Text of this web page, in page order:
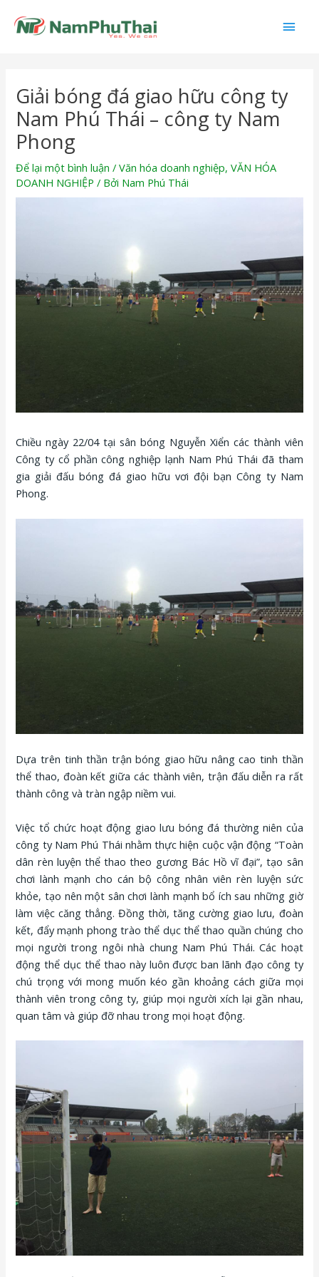
Giải bóng đá giao hữu công ty
Nam Phú Thái – công ty Nam
Phong
Để lại một bình luận /Văn hóa doanh nghiệp,VĂN HÓA
DOANH NGHIỆP / Bởi Nam Phú Thái
Chiều ngày 22/04 tại sân bóng Nguyễn Xiển các thành viên
Công ty cổ phần công nghiệp lạnh Nam Phú Thái đã tham
gia giải đấu bóng đá giao hữu vơi đội bạn Công ty Nam
Phong.
Dựa trên tinh thần trận bóng giao hữu nâng cao tinh thần
thể thao, đoàn kết giữa các thành viên, trận đấu diễn ra rất
thành công và tràn ngập niềm vui.
Việc tổ chức hoạt động giao lưu bóng đá thường niên của
công ty Nam Phú Thái nhằm thực hiện cuộc vận động “Toàn
dân rèn luyện thể thao theo gương Bác Hồ vĩ đại”, tạo sân
chơi lành mạnh cho cán bộ công nhân viên rèn luyện sức
khỏe, tạo nên một sân chơi lành mạnh bổ ích sau những giờ
làm việc căng thẳng. Đồng thời, tăng cường giao lưu, đoàn
kết, đẩy mạnh phong trào thể dục thể thao quần chúng cho
mọi người trong ngôi nhà chung Nam Phú Thái. Các hoạt
động thể dục thể thao này luôn được ban lãnh đạo công ty
chú trọng với mong muốn kéo gần khoảng cách giữa mọi
thành viên trong công ty, giúp mọi người xích lại gần nhau,
quan tâm và giúp đỡ nhau trong mọi hoạt động.
hướng
bài
viết